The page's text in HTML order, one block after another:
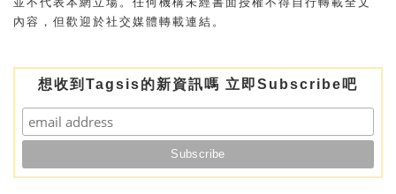
內容，但歡迎於社交媒體轉載連結。
想收到Tagsis的新資訊嗎 立即Subscribe吧